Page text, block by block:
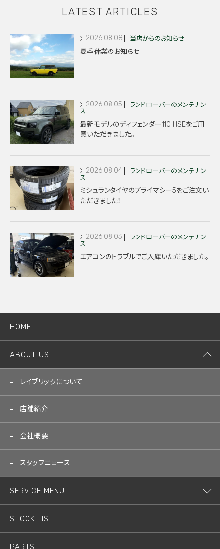
LATEST ARTICLES
2026.08.08 当店からのお知らせ
夏季休業のお知らせ
2026.08.05
ランドローバーのメンテナン
ス
最新モデルのディフェンダー110 HSEをご用
意いただきました。
2026.08.04
ランドローバーのメンテナン
ス
ミシュランタイヤのプライマシー5をご注文い
ただきました！
2026.08.03
ランドローバーのメンテナン
ス
エアコンのトラブルでご入庫いただきました。
HOME
ABOUT US
レイブリックについて
店舗紹介
会社概要
スタッフニュース
SERVICE MENU
STOCK LIST
PARTS